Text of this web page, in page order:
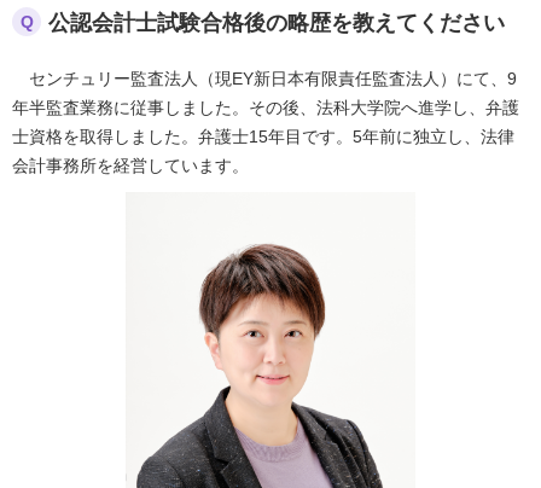
Q 公認会計士試験合格後の略歴を教えてください
センチュリー監査法人（現EY新日本有限責任監査法人）にて、9
年半監査業務に従事しました。その後、法科大学院へ進学し、弁護
士資格を取得しました。弁護士15年目です。5年前に独立し、法律
会計事務所を経営しています。